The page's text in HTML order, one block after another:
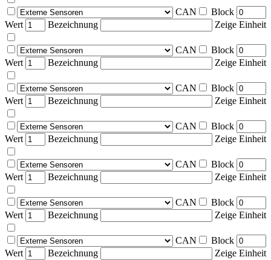
CAN
Block
Wert
Bezeichnung Zeige Einheit
CAN
Block
Wert
Bezeichnung Zeige Einheit
CAN
Block
Wert
Bezeichnung Zeige Einheit
CAN
Block
Wert
Bezeichnung Zeige Einheit
CAN
Block
Wert
Bezeichnung Zeige Einheit
CAN
Block
Wert
Bezeichnung Zeige Einheit
CAN
Block
Wert
Bezeichnung Zeige Einheit